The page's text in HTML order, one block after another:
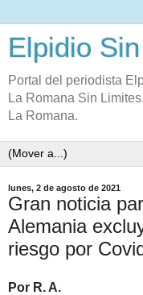
Elpidio
Portal del periodista
La Romana Sin
La Romana.
lunes, 2 de agosto de 2021
Gran noticia
Alemania
riesgo por
Por R. A.